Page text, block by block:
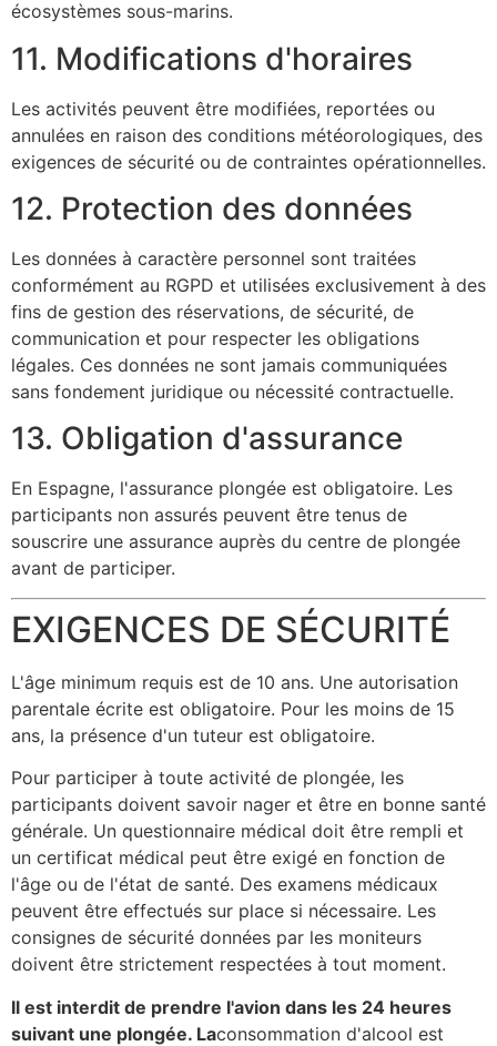
écosystèmes sous-marins.
11. Modifications d'horaires
Les activités peuvent être modifiées, reportées ou
annulées en raison des conditions météorologiques, des
exigences de sécurité ou de contraintes opérationnelles.
12. Protection des données
Les données à caractère personnel sont traitées
conformément au RGPD et utilisées exclusivement à des
fins de gestion des réservations, de sécurité, de
communication et pour respecter les obligations
légales. Ces données ne sont jamais communiquées
sans fondement juridique ou nécessité contractuelle.
13. Obligation d'assurance
En Espagne, l'assurance plongée est obligatoire. Les
participants non assurés peuvent être tenus de
souscrire une assurance auprès du centre de plongée
avant de participer.
EXIGENCES DE SÉCURITÉ
L'âge minimum requis est de 10 ans. Une autorisation
parentale écrite est obligatoire. Pour les moins de 15
ans, la présence d'un tuteur est obligatoire.
Pour participer à toute activité de plongée, les
participants doivent savoir nager et être en bonne santé
générale. Un questionnaire médical doit être rempli et
un certificat médical peut être exigé en fonction de
l'âge ou de l'état de santé. Des examens médicaux
peuvent être effectués sur place si nécessaire. Les
consignes de sécurité données par les moniteurs
doivent être strictement respectées à tout moment.
Il est interdit de prendre l'avion dans les 24 heures
suivant une plongée. Laconsommation d'alcool est